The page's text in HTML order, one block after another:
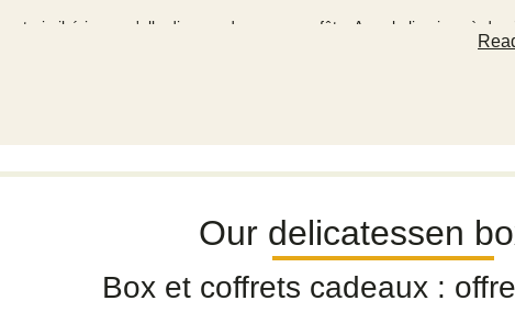
ibérique qu'elle dispose de sa propre fête. Avec la livraison à
la fête de la charcuterie espagnole
Our delicatessen
Box et coffrets cadeaux :